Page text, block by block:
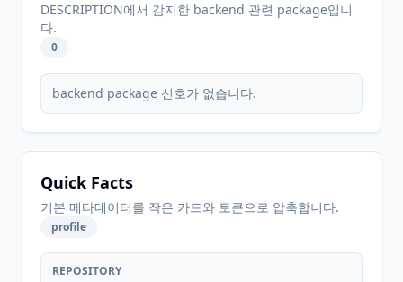
DESCRIPTION에서 감지한 backend 관련 package입니
다.
0
backend package 신호가 없습니다.
Quick Facts
기본 메타데이터를 작은 카드와 토큰으로 압축합니다.
profile
REPOSITORY